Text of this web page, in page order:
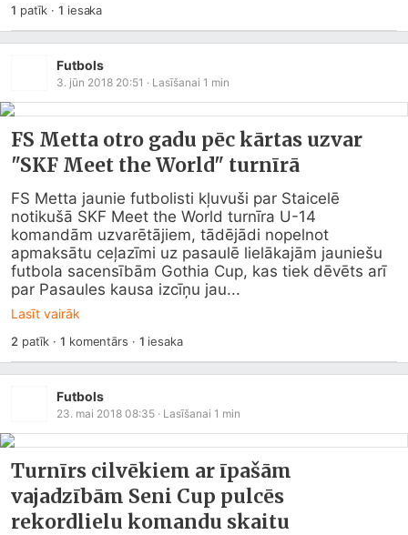
1 patīk ·1 iesaka
Futbols
3. jūn 2018 20:51 · Lasīšanai 1 min
FS Metta otro gadu pēc kārtas uzvar
"SKF Meet the World" turnīrā
FS Metta jaunie futbolisti kļuvuši par Staicelē
notikušā SKF Meet the World turnīra U-14
komandām uzvarētājiem, tādējādi nopelnot
apmaksātu ceļazīmi uz pasaulē lielākajām jauniešu
futbola sacensībām Gothia Cup, kas tiek dēvēts arī
par Pasaules kausa izcīņu jau...
Lasīt vairāk
2 patīk ·1 komentārs · 1 iesaka
Futbols
23. mai 2018 08:35 · Lasīšanai 1 min
Turnīrs cilvēkiem ar īpašām
vajadzībām Seni Cup pulcēs
rekordlielu komandu skaitu